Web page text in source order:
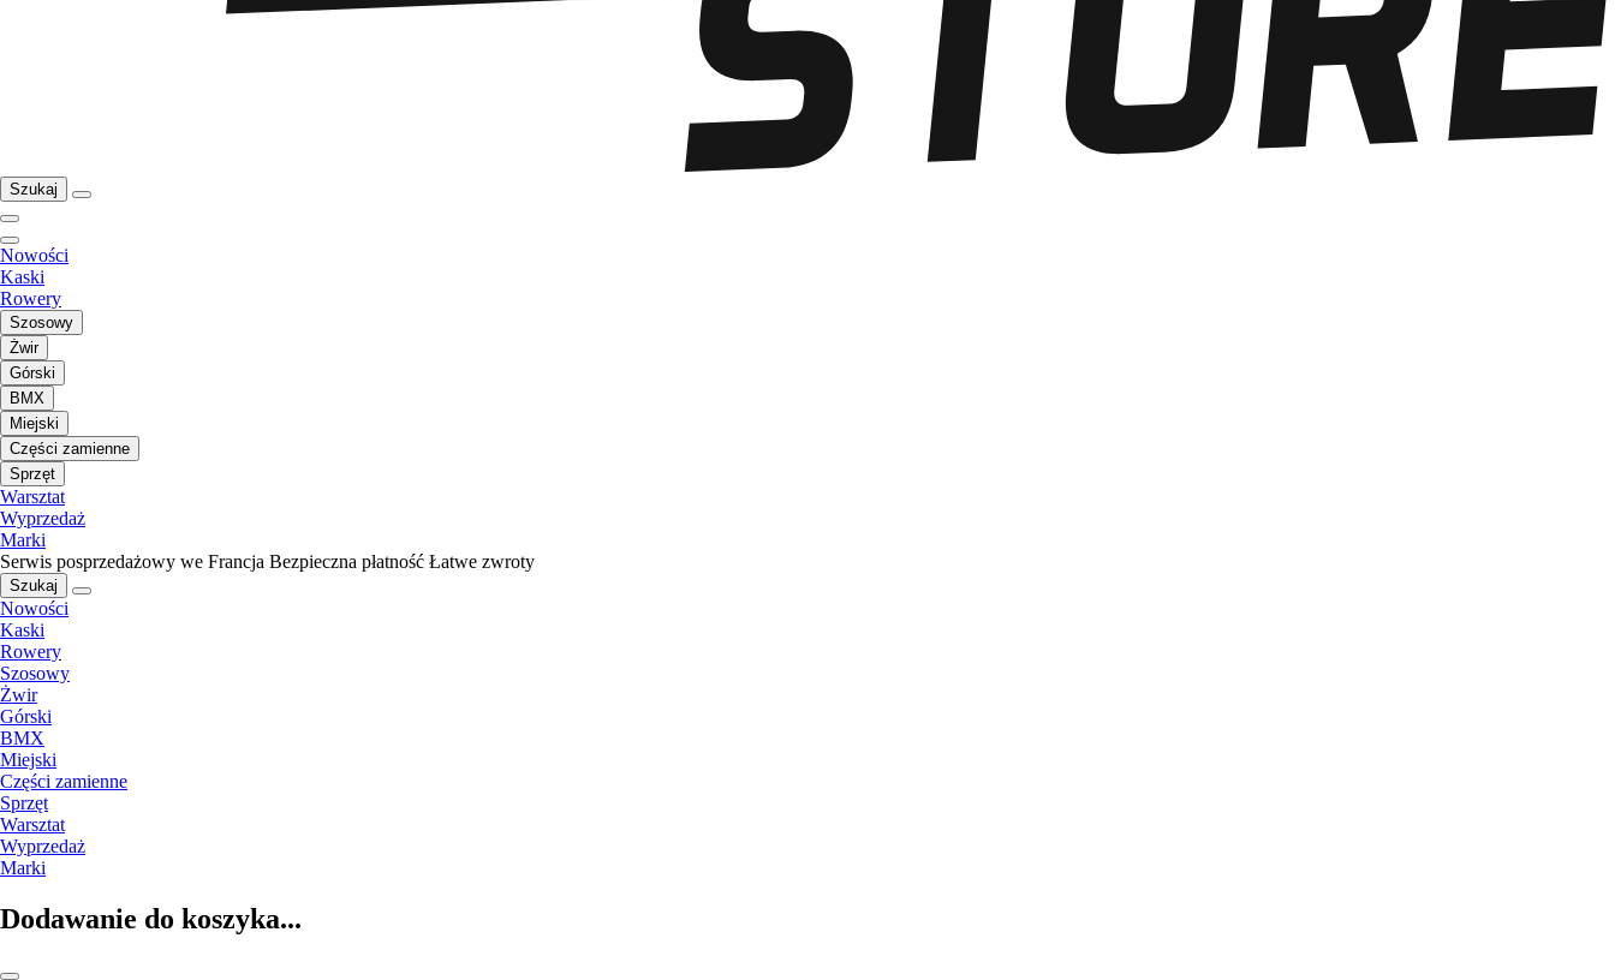
Szukaj
Nowości
Kaski
Rowery
Szosowy
Żwir
Górski
BMX
Miejski
Części zamienne
Sprzęt
Warsztat
Wyprzedaż
Marki
Serwis posprzedażowy we Francja Bezpieczna płatność Łatwe zwroty
Szukaj
Nowości
Kaski
Rowery
Szosowy
Żwir
Górski
BMX
Miejski
Części zamienne
Sprzęt
Warsztat
Wyprzedaż
Marki
Dodawanie do koszyka...